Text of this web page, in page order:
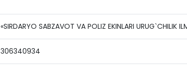
«SIRDARYO SABZAVOT VA POLIZ EKINLARI
306340934